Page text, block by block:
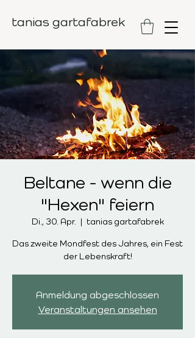
tanias gartafabrek
Beltane - wenn die
"Hexen" feiern
Di., 30. Apr.
  |
tanias gartafabrek
Das zweite Mondfest des Jahres, ein Fest
der Lebenskraft!
Anmeldung abgeschlossen
Veranstaltungen ansehen